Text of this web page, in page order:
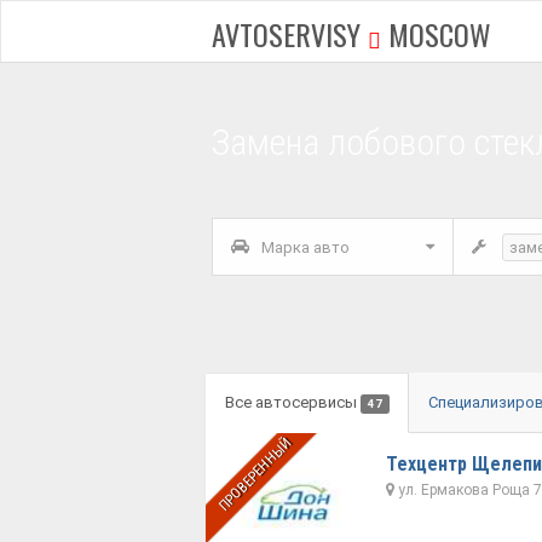
AVTOSERVISY MOSCOW
Марка авто
Все автосервисы 47
ПРОВЕРЕННЫЙ Техцентр
ул. Ермакова Роща